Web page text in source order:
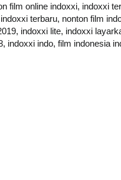
film online indoxxi, indoxxi
terbaru, nonton film
indoxxi lite, indoxxi
indo, film indonesia